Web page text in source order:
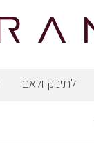
לתינוק ולאם